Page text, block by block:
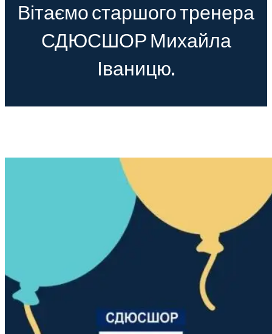
Вітаємо старшого тренера
СДЮСШОР Михайла
Іваницю.